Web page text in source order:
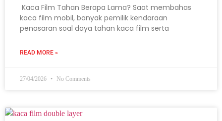
Kaca Film Tahan Berapa Lama? Saat membahas
kaca film mobil, banyak pemilik kendaraan
penasaran soal daya tahan kaca film serta
READ MORE »
27/04/2026 No Comments